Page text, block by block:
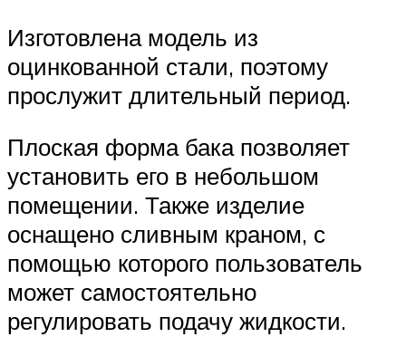
Изготовлена модель из
оцинкованной стали, поэтому
прослужит длительный период.
Плоская форма бака позволяет
установить его в небольшом
помещении. Также изделие
оснащено сливным краном, с
помощью которого пользователь
может самостоятельно
регулировать подачу жидкости.